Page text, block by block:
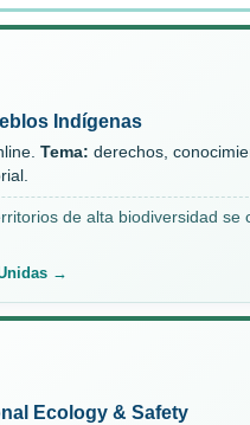
Indígenas
Tema: derechos,
de alta biodiversidad se
→
Ecology & Safety